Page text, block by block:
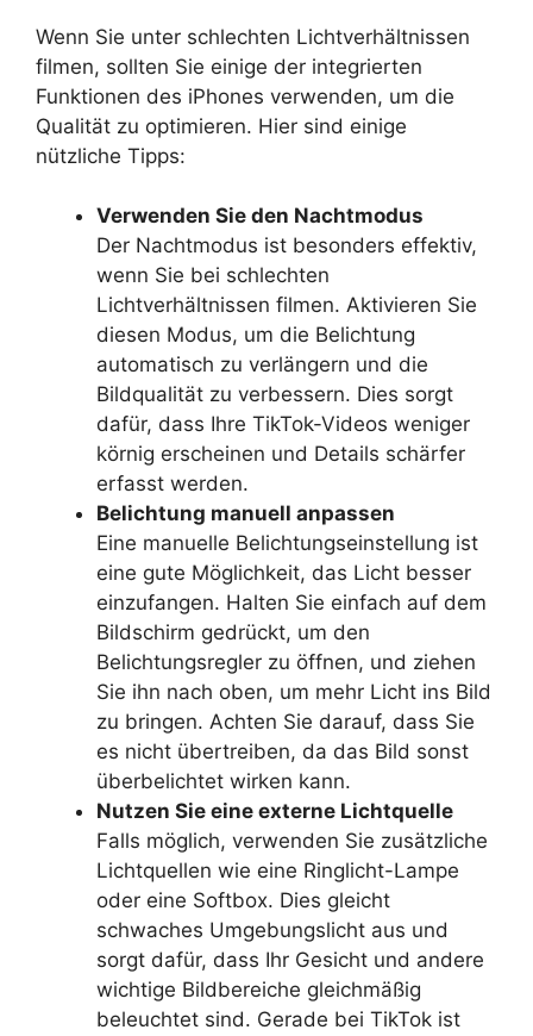
Wenn Sie unter schlechten Lichtverhältnissen
filmen, sollten Sie einige der integrierten
Funktionen des iPhones verwenden, um die
Qualität zu optimieren. Hier sind einige
nützliche Tipps:
Verwenden Sie den Nachtmodus
Der Nachtmodus ist besonders effektiv,
wenn Sie bei schlechten
Lichtverhältnissen filmen. Aktivieren Sie
diesen Modus, um die Belichtung
automatisch zu verlängern und die
Bildqualität zu verbessern. Dies sorgt
dafür, dass Ihre TikTok-Videos weniger
körnig erscheinen und Details schärfer
erfasst werden.
Belichtung manuell anpassen
Eine manuelle Belichtungseinstellung ist
eine gute Möglichkeit, das Licht besser
einzufangen. Halten Sie einfach auf dem
Bildschirm gedrückt, um den
Belichtungsregler zu öffnen, und ziehen
Sie ihn nach oben, um mehr Licht ins Bild
zu bringen. Achten Sie darauf, dass Sie
es nicht übertreiben, da das Bild sonst
überbelichtet wirken kann.
Nutzen Sie eine externe Lichtquelle
Falls möglich, verwenden Sie zusätzliche
Lichtquellen wie eine Ringlicht-Lampe
oder eine Softbox. Dies gleicht
schwaches Umgebungslicht aus und
sorgt dafür, dass Ihr Gesicht und andere
wichtige Bildbereiche gleichmäßig
beleuchtet sind. Gerade bei TikTok ist